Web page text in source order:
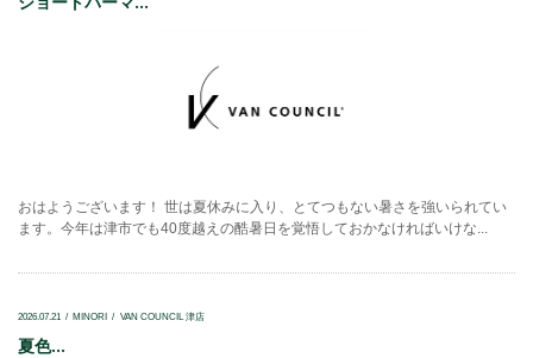
おはようございます！ 世は夏休みに入り、とてつもない暑さを強いられてい
ます。今年は津市でも40度越えの酷暑日を覚悟しておかなければいけな...
2026.07.21 MINORI VAN COUNCIL 津店
夏色...